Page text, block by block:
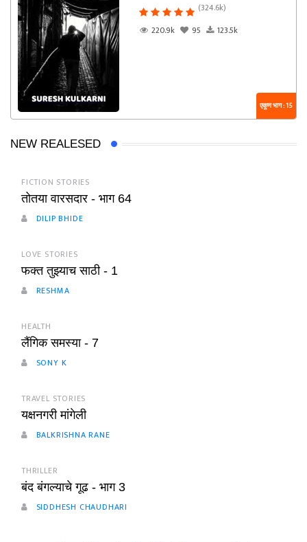
(324.6k)
220.9k
95 123.5k
एकूण भाग : 15
NEW REALESED
FICTION STORIES
तोतया वारसदार - भाग 64
DILIP BHIDE
LOVE STORIES
फक्त तुझ्याच साठी - 1
RESHMA
HEALTH
लैंगिक समस्या - 7
SONY K
TRAVEL STORIES
यक्षनगरी मांगेली
BALKRISHNA RANE
THRILLER
बंद बंगल्याचे गूढ - भाग 3
SIDDHESH CHAUDHARI